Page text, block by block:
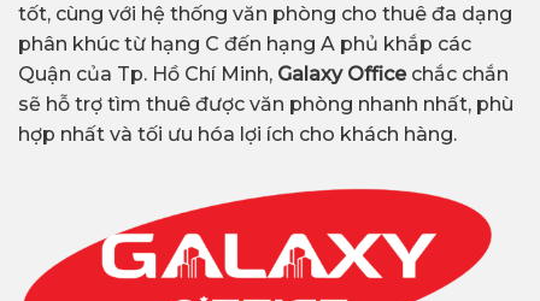
tốt, cùng với hệ thống văn phòng cho thuê đa dạng
phân khúc từ hạng C đến hạng A phủ khắp các
Quận của Tp. Hồ Chí Minh, Galaxy Office chắc chắn
sẽ hỗ trợ tìm thuê được văn phòng nhanh nhất, phù
hợp nhất và tối ưu hóa lợi ích cho khách hàng.